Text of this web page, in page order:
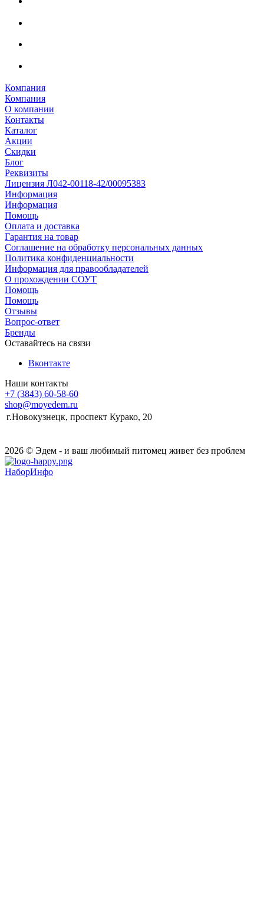
Компания
Компания
О компании
Контакты
Каталог
Акции
Скидки
Блог
Реквизиты
Лицензия Л042-00118-42/00095383
Информация
Информация
Помощь
Оплата и доставка
Гарантия на товар
Соглашение на обработку персональных данных
Политика конфиденциальности
Информация для правообладателей
О прохождении СОУТ
Помощь
Помощь
Отзывы
Вопрос-ответ
Бренды
Оставайтесь на связи
Вконтакте
Наши контакты
+7 (3843) 60-58-60
shop@moyedem.ru
г.Новокузнецк, проспект Курако, 20
2026 © Эдем - и ваш любимый питомец живет без проблем
НаборИнфо